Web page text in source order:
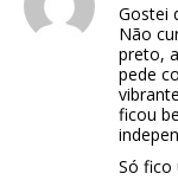
Gostei
Não
preto,
pede
ficou
Só fico